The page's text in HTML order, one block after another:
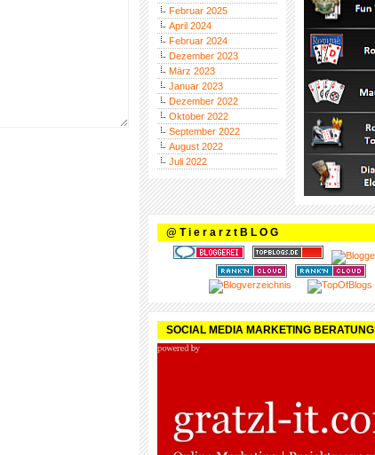
Februar 2025
April 2024
Februar 2024
Dezember 2023
März 2023
Januar 2023
Dezember 2022
Oktober 2022
September 2022
August 2022
Juli 2022
@ T i e r a r z t B L O G
SOCIAL MEDIA MARKETING BERATUNG